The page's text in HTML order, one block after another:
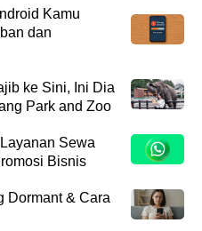
Kamu
dan
ke Sini, Ini Dia
Park and Zoo
Sewa
Bisnis
Dormant & Cara